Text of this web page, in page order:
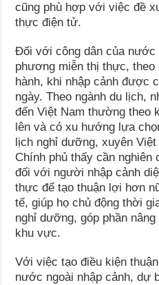
cũng phù hợp với việc đề
thực điện tử.
Đối với công dân của
phương miễn thị thực, theo
hành, khi nhập cảnh được
ngày. Theo ngành du lịch,
đến Việt Nam thường theo
lên và có xu hướng lựa
lịch nghỉ dưỡng, xuyên
Chính phủ thấy cần
đối với người nhập cảnh
thực để tạo thuận lợi hơn
tế, giúp họ chủ động thời
nghỉ dưỡng, góp phần
khu vực.
Với việc tạo điều kiện
nước ngoài nhập cảnh, dự